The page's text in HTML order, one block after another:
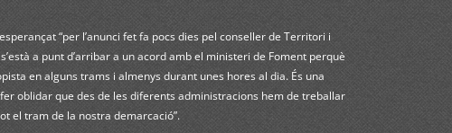
“per l’anunci fet fa pocs dies pel conseller de Territori i
a punt d’arribar a un acord amb el ministeri de Foment perquè
en alguns trams i almenys durant unes hores al dia. És una
oblidar que des de les diferents administracions hem de treballar
el tram de la nostra demarcació”.